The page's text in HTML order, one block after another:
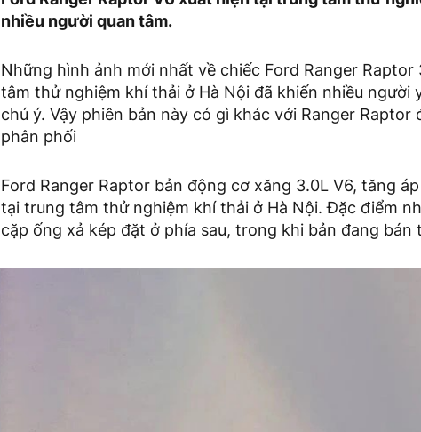
nhiều người quan tâm.
Những hình ảnh mới nhất về chiếc Ford Ranger
tâm thử nghiệm khí thải ở Hà Nội đã khiến nhiều người
chú ý. Vậy phiên bản này có gì khác với Ranger Raptor
phân phối
Ford Ranger Raptor bản động cơ xăng 3.0L V6, tăng
tại trung tâm thử nghiệm khí thải ở Hà Nội. Đặc điểm
cặp ống xả kép đặt ở phía sau, trong khi bản đang bán